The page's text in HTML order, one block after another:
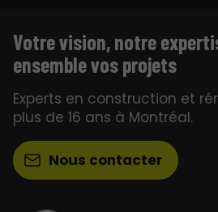
Votre vision, notre
ensemble vos projets
Experts en construction et
plus de 16 ans à Montréal.
Nous contacter